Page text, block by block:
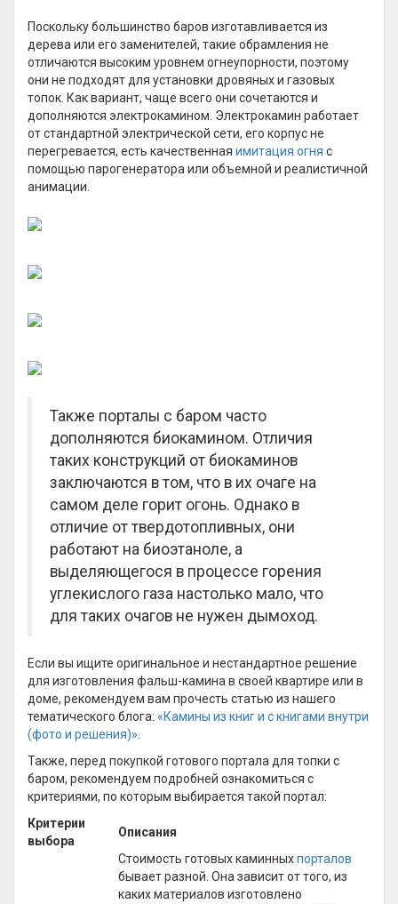
Поскольку большинство баров изготавливается из
дерева или его заменителей, такие обрамления не
отличаются высоким уровнем огнеупорности, поэтому
они не подходят для установки дровяных и газовых
топок. Как вариант, чаще всего они сочетаются и
дополняются электрокамином. Электрокамин работает
от стандартной электрической сети, его корпус не
перегревается, есть качественная имитация огня с
помощью парогенератора или объемной и реалистичной
анимации.
Также порталы с баром часто
дополняются биокамином. Отличия
таких конструкций от биокаминов
заключаются в том, что в их очаге на
самом деле горит огонь. Однако в
отличие от твердотопливных, они
работают на биоэтаноле, а
выделяющегося в процессе горения
углекислого газа настолько мало, что
для таких очагов не нужен дымоход.
Если вы ищите оригинальное и нестандартное решение
для изготовления фальш-камина в своей квартире или в
доме, рекомендуем вам прочесть статью из нашего
тематического блога: «Камины из книг и с книгами внутри
(фото и решения)»
Также, перед покупкой готового портала для топки с
баром, рекомендуем подробней ознакомиться с
критериями, по которым выбирается такой портал:
Критерии
выбора
Описания
Стоимость готовых каминныхпорталов
бывает разной. Она зависит от того, из
каких материалов изготовлено